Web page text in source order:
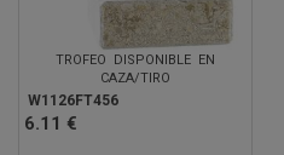
TROFEO DISPONIBLE EN
CAZA/TIRO
W1126FT456
6.11 €